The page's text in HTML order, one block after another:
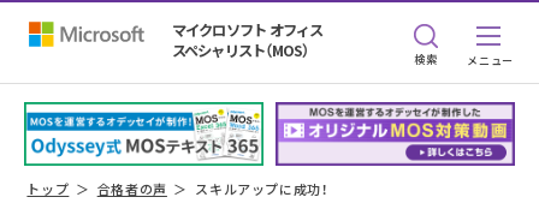
マイクロソフト オフィス
スペシャリスト（MOS）
検索
トップ 合格者の声 スキルアップに成功！